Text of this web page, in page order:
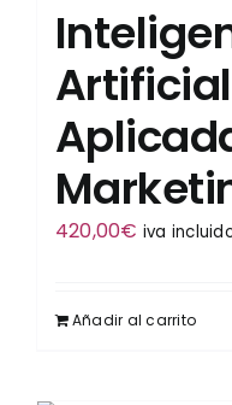
420,00€ iva
Añadir al carrito